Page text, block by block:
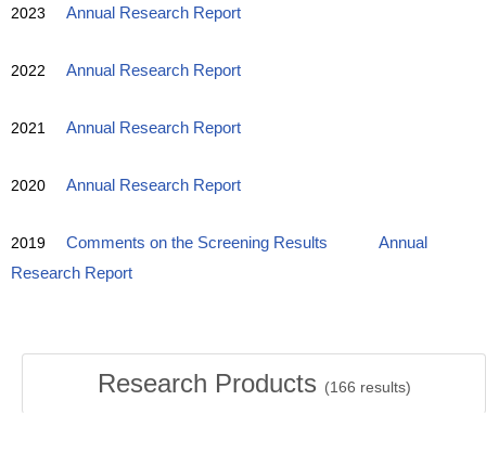
2023 Annual Research Report
2022 Annual Research Report
2021 Annual Research Report
2020 Annual Research Report
2019 Comments on the Screening Results
Annual
Research Report
Research Products (166 results)